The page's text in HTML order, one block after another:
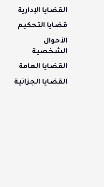
القضايا الإدارية
قضايا التحكيم
الأحوال
الشخصية
القضايا العامة
القضايا الجزائية